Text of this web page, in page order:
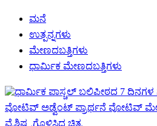
ಮನೆ
ಉತ್ಪನ್ನಗಳು
ಮೇಣದಬತ್ತಿಗಳು
ಧಾರ್ಮಿಕ ಮೇಣದಬತ್ತಿಗಳು